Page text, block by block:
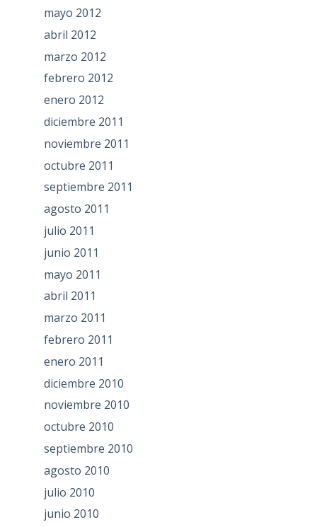
mayo 2012
abril 2012
marzo 2012
febrero 2012
enero 2012
diciembre 2011
noviembre 2011
octubre 2011
septiembre 2011
agosto 2011
julio 2011
junio 2011
mayo 2011
abril 2011
marzo 2011
febrero 2011
enero 2011
diciembre 2010
noviembre 2010
octubre 2010
septiembre 2010
agosto 2010
julio 2010
junio 2010